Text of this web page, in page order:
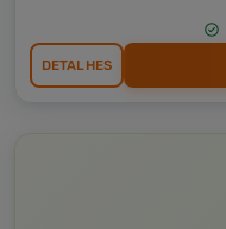
DETALHES